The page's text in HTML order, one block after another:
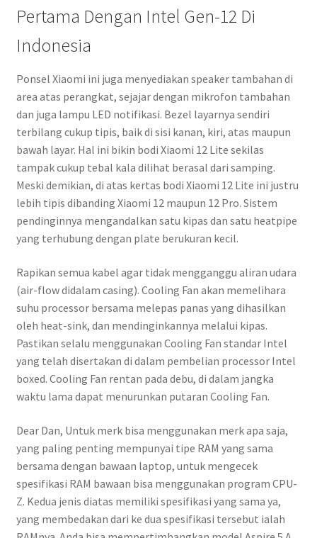
Pertama Dengan Intel Gen-12 Di
Indonesia
Ponsel Xiaomi ini juga menyediakan speaker tambahan di
area atas perangkat, sejajar dengan mikrofon tambahan
dan juga lampu LED notifikasi. Bezel layarnya sendiri
terbilang cukup tipis, baik di sisi kanan, kiri, atas maupun
bawah layar. Hal ini bikin bodi Xiaomi 12 Lite sekilas
tampak cukup tebal kala dilihat berasal dari samping.
Meski demikian, di atas kertas bodi Xiaomi 12 Lite ini justru
lebih tipis dibanding Xiaomi 12 maupun 12 Pro. Sistem
pendinginnya mengandalkan satu kipas dan satu heatpipe
yang terhubung dengan plate berukuran kecil.
Rapikan semua kabel agar tidak mengganggu aliran udara
(air-flow didalam casing). Cooling Fan akan memelihara
suhu processor bersama melepas panas yang dihasilkan
oleh heat-sink, dan mendinginkannya melalui kipas.
Pastikan selalu menggunakan Cooling Fan standar Intel
yang telah disertakan di dalam pembelian processor Intel
boxed. Cooling Fan rentan pada debu, di dalam jangka
waktu lama dapat menurunkan putaran Cooling Fan.
Dear Dan, Untuk merk bisa menggunakan merk apa saja,
yang paling penting mempunyai tipe RAM yang sama
bersama dengan bawaan laptop, untuk mengecek
spesifikasi RAM bawaan bisa menggunakan program CPU-
Z. Kedua jenis diatas memiliki spesifikasi yang sama ya,
yang membedakan dari ke dua spesifikasi tersebut ialah